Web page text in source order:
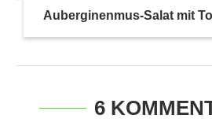
Auberginenmus-Salat mit
6